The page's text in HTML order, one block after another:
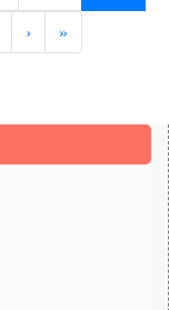
› »